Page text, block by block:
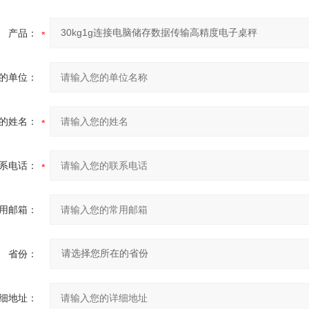
产品：
单位：
姓名：
电话：
邮箱：
省份：
地址：